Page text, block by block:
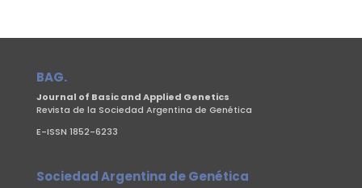
BAG.
Journal of Basic and Applied Genetics
Revista de la Sociedad Argentina de Genética
E-ISSN 1852-6233
Sociedad Argentina de Genética